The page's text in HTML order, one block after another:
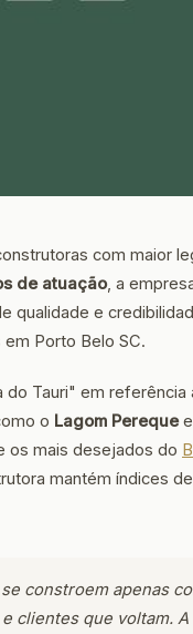
com maior
de atuação, a
qualidade e
Porto Belo SC.
Tauri" em
o Lagom Perequee
os mais desejados do
mantém índices
constroem apenas
clientes que voltam.